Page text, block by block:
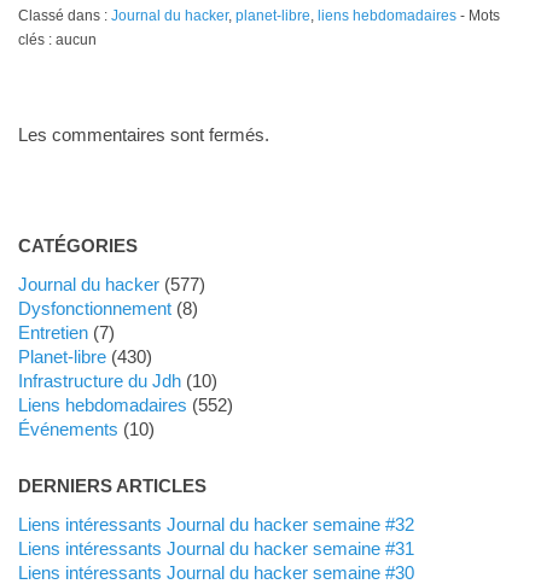
Classé dans : Journal du hacker, planet-libre liens hebdomadaires- Mots
clés : aucun
Les commentaires sont fermés.
CATÉGORIES
Journal du hacker(577)
dysfonctionnement(8)
Entretien(7)
planet-libre(430)
Infrastructure du Jdh(10)
liens hebdomadaires (552)
événements (10)
DERNIERS ARTICLES
Liens intéressants Journal du hacker semaine #32
Liens intéressants Journal du hacker semaine #31
Liens intéressants Journal du hacker semaine #30